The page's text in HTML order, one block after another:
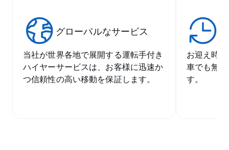
グローバルなサービス
当社が世界各地で展開する運転手付き
ハイヤーサービスは、お客様に迅速か
つ信頼性の高い移動を保証します。
お迎え時
車でも無
す。